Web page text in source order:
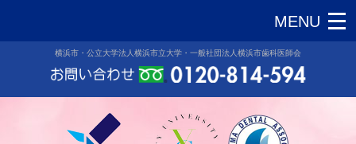
横浜市・公立大学法人横浜市立大学・一般社団法人横浜市歯科医師会